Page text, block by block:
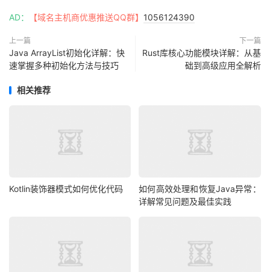
AD： 【域名主机商优惠推送QQ群】 1056124390
上一篇
Java ArrayList初始化详解：快
速掌握多种初始化方法与技巧
下一篇
Rust库核心功能模块详解：从基
础到高级应用全解析
相关推荐
Kotlin装饰器模式如何优化代码
如何高效处理和恢复Java异常：
详解常见问题及最佳实践